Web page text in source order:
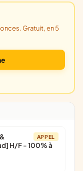
APPEL
H/F - 100% à